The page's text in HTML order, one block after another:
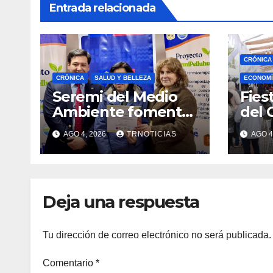
Entrada relacionada
CRÓNICA SALUD Y BELLEZA
Seremi del Medio
Ambiente fomentó
iniciativa de
vermicompostaje
domiciliario en
AGO 4, 2026 TRNOTICIAS
CRÓNICA
del
AGO
Deja una respuesta
Tu dirección de correo electrónico no será publicada.
Comentario *